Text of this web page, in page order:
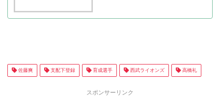
佐藤爽 支配下登録 育成選手 西武ライオンズ 高橋礼
スポンサーリンク